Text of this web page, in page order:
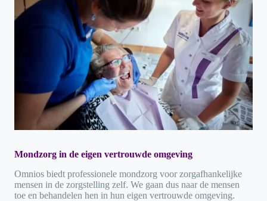
Mondzorg in de eigen vertrouwde omgeving
Omnios biedt professionele mondzorg voor zorgafhankelijke
mensen in de zorgstelling zelf. We gaan dus naar de mensen
toe en behandelen hen in hun eigen vertrouwde omgeving.